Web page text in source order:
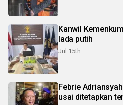
Kanwil
lada putih
Jul 15th
Febrie
usai ditetapkan